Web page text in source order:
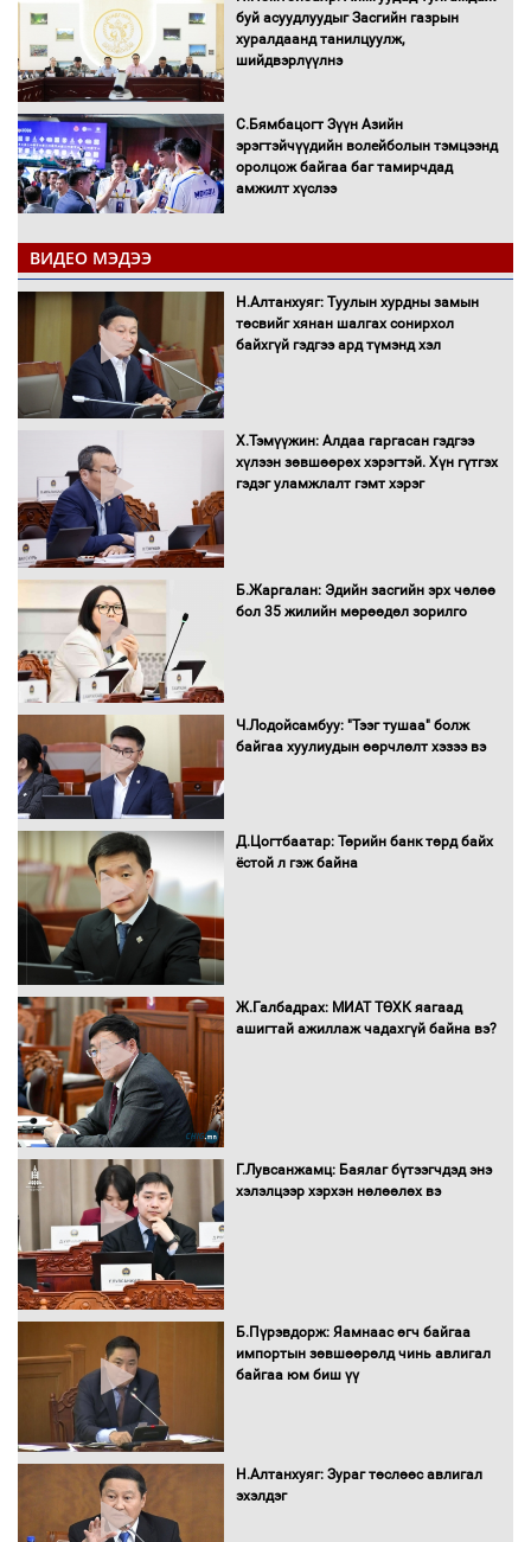
буй асуудлуудыг Засгийн газрын
хуралдаанд танилцуулж,
шийдвэрлүүлнэ
С.Бямбацогт Зүүн Азийн
эрэгтэйчүүдийн волейболын тэмцээнд
оролцож байгаа баг тамирчдад
амжилт хүслээ
Автобензин, дизель түлшний онцгой
албан татварыг тэглэлээ
Санхүүгийн хэмнэлтийн горимд эрүүл
мэндийн салбар хамаарахгүй
Нөөцийн махны худалдаа,
борлуулалтыг нээлттэй ил тод
Монгол Улс “COP17”-д “Тал хээрийн
төлөвлөгөө”-гөө танилцуулна
16 төрлийн эмийг нэг эх үүсвэрээс
Бүх шатанд хэмнэлтийн горимд
шилжиж, найр наадам, зөвлөгөөн,
ВИДЕО МЭДЭЭ
Н.Алтанхуяг: Туулын хурдны замын
төсвийг хянан шалгах сонирхол
байхгүй гэдгээ ард түмэнд хэл
Х.Тэмүүжин: Алдаа гаргасан гэдгээ
хүлээн зөвшөөрөх хэрэгтэй. Хүн гүтгэх
гэдэг уламжлалт гэмт хэрэг
Б.Жаргалан: Эдийн засгийн эрх чөлөө
бол 35 жилийн мөрөөдөл зорилго
Ч.Лодойсамбуу: "Тээг тушаа" болж
байгаа хуулиудын өөрчлөлт хэзээ вэ
Д.Цогтбаатар: Төрийн банк төрд байх
ёстой л гэж байна
Ж.Галбадрах: МИАТ ТӨХК яагаад
ашигтай ажиллаж чадахгүй байна вэ?
Г.Лувсанжамц: Баялаг бүтээгчдэд энэ
хэлэлцээр хэрхэн нөлөөлөх вэ
Б.Пүрэвдорж: Яамнаас өгч байгаа
импортын зөвшөөрөлд чинь авлигал
байгаа юм биш үү
Н.Алтанхуяг: Зураг төслөөс авлигал
эхэлдэг